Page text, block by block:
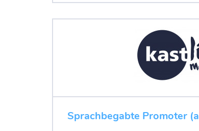
Sprachbegabte Promoter